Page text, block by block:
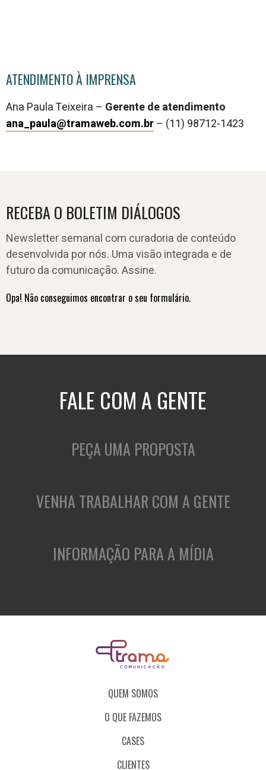
ATENDIMENTO À IMPRENSA
Ana Paula Teixeira – Gerente de atendimento
ana_paula@tramaweb.com.br– (11) 98712-1423
RECEBA O BOLETIM DIÁLOGOS
Newsletter semanal com curadoria de conteúdo
desenvolvida por nós. Uma visão integrada e de
futuro da comunicação. Assine.
Opa! Não conseguimos encontrar o seu formulário.
FALE COM A GENTE
PEÇA UMA PROPOSTA
VENHA TRABALHAR COM A GENTE
INFORMAÇÃO PARA A MÍDIA
QUEM SOMOS
O QUE FAZEMOS
CASES
CLIENTES